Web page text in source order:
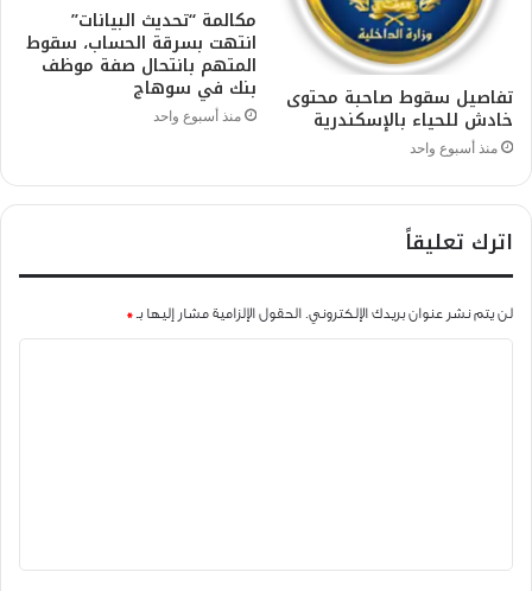
تفاصيل سقوط صاحبة محتوى
خادش للحياء بالإسكندرية
منذ أسبوع واحد
مكالمة “تحديث البيانات”
انتهت بسرقة الحساب، سقوط
المتهم بانتحال صفة موظف
بنك في سوهاج
منذ أسبوع واحد
اترك تعليقاً
لن يتم نشر عنوان بريدك الإلكتروني. الحقول الإلزامية مشار إليها بـ *
ق